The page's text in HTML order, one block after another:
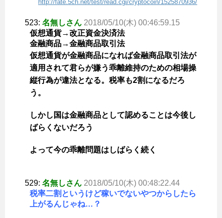
http://fate.5ch.net/test/read.cgi/cryptocoin/1525870936/
523: 名無しさん 2018/05/10(木) 00:46:59.15
仮想通貨→改正資金決済法
金融商品→金融商品取引法
仮想通貨が金融商品になれば金融商品取引法が
適用されて君らが嫌う乖離維持のための相場操
縦行為が違法となる。税率も2割になるだろ
う。
しかし国は金融商品として認めることは今後し
ばらくないだろう
よって今の乖離問題はしばらく続く
529: 名無しさん 2018/05/10(木) 00:48:22.44
税率二割というけど稼いでないやつからしたら
上がるんじゃね…？